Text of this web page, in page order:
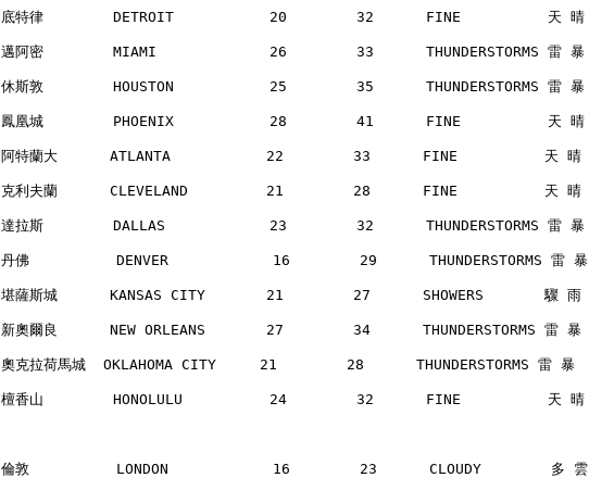
底特律        DETROIT           20        32      FINE          天 晴
邁阿密        MIAMI             26        33      THUNDERSTORMS 雷 暴
休斯敦        HOUSTON           25        35      THUNDERSTORMS 雷 暴
鳳凰城        PHOENIX           28        41      FINE          天 晴
阿特蘭大      ATLANTA           22        33      FINE          天 晴
克利夫蘭      CLEVELAND         21        28      FINE          天 晴
達拉斯        DALLAS            23        32      THUNDERSTORMS 雷 暴
丹佛          DENVER            16        29      THUNDERSTORMS 雷 暴
堪薩斯城      KANSAS CITY       21        27      SHOWERS       驟 雨
新奧爾良      NEW ORLEANS       27        34      THUNDERSTORMS 雷 暴
奧克拉荷馬城  OKLAHOMA CITY     21        28      THUNDERSTORMS 雷 暴
檀香山        HONOLULU          24        32      FINE          天 晴
倫敦          LONDON            16        23      CLOUDY        多 雲